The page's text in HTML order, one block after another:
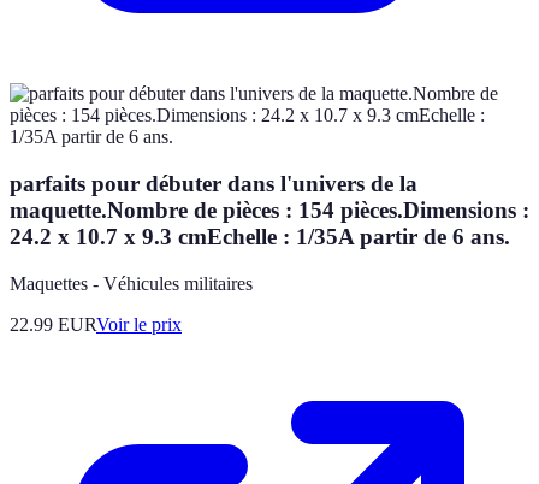
parfaits pour débuter dans l'univers de la
maquette.Nombre de pièces : 154 pièces.Dimensions :
24.2 x 10.7 x 9.3 cmEchelle : 1/35A partir de 6 ans.
Maquettes - Véhicules militaires
22.99 EURVoir le prix